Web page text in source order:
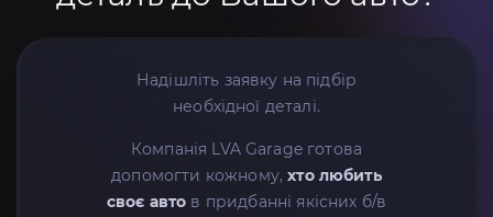
Надішліть заявку на підбір
необхідної деталі.
Компанія LVA Garage готова
допомогти кожному,хто любить
своє авто в придбанні якісних б/в